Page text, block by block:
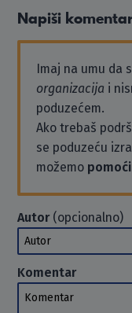
Napiši
Imaj na umu da
organizacija i
poduzećem.
Ako trebaš
se poduzeću
možemo pomoći
Autor(opcionalno)
Autor
Komentar
Komentar